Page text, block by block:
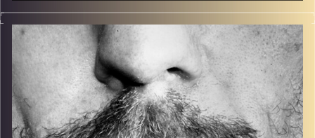
זיפים, מוזיקה מחוספסת של הופעות חיות. הרבה ג'אם, רוק,
בלוז, bluegrass, ג'אז, Fאנק, פרוגרסיב ואפילו אלקטרוניקה.
כל מה שחי, אמיתי ונושם.
עם שמוליק רגב.
קרדיט תמונות: David Goehring